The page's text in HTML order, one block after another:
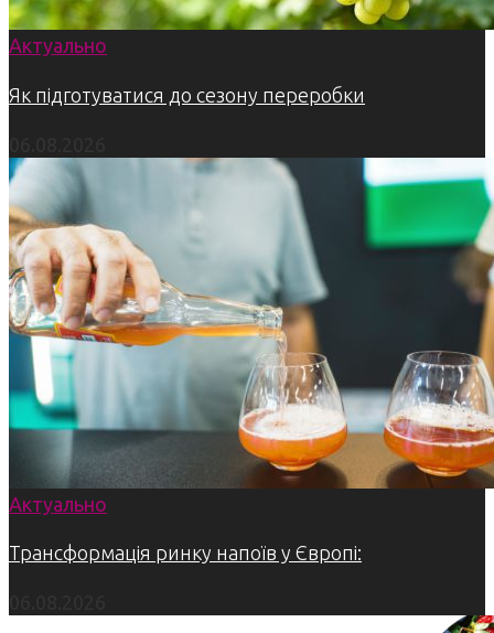
Актуально
Як підготуватися до сезону переробки
Актуально
Трансформація ринку напоїв у Європі: